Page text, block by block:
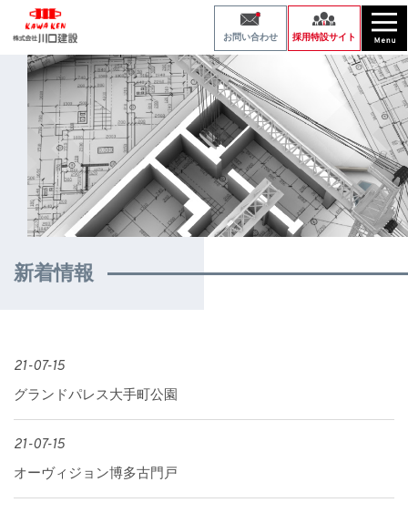
お問い合わせ 採用特設サイト
新着情報
21-07-15
グランドパレス大手町公園
21-07-15
オーヴィジョン博多古門戸